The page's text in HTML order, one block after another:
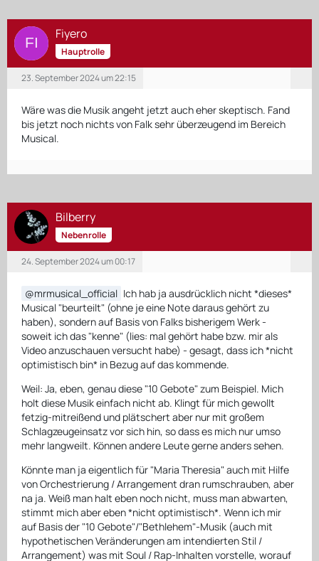
Fiyero
Hauptrolle
23. September 2024 um 22:15
Wäre was die Musik angeht jetzt auch eher skeptisch. Fand
bis jetzt noch nichts von Falk sehr überzeugend im Bereich
Musical.
Bilberry
Nebenrolle
24. September 2024 um 00:17
mrmusical_official Ich hab ja ausdrücklich nicht *dieses*
Musical "beurteilt" (ohne je eine Note daraus gehört zu
haben), sondern auf Basis von Falks bisherigem Werk -
soweit ich das "kenne" (lies: mal gehört habe bzw. mir als
Video anzuschauen versucht habe) - gesagt, dass ich *nicht
optimistisch bin* in Bezug auf das kommende.
Weil: Ja, eben, genau diese "10 Gebote" zum Beispiel. Mich
holt diese Musik einfach nicht ab. Klingt für mich gewollt
fetzig-mitreißend und plätschert aber nur mit großem
Schlagzeugeinsatz vor sich hin, so dass es mich nur umso
mehr langweilt. Können andere Leute gerne anders sehen.
Könnte man ja eigentlich für "Maria Theresia" auch mit Hilfe
von Orchestrierung / Arrangement dran rumschrauben, aber
na ja. Weiß man halt eben noch nicht, muss man abwarten,
stimmt mich aber eben *nicht optimistisch*. Wenn ich mir
auf Basis der "10 Gebote"/"Bethlehem"-Musik (auch mit
hypothetischen Veränderungen am intendierten Stil /
Arrangement) was mit Soul / Rap-Inhalten vorstelle, worauf